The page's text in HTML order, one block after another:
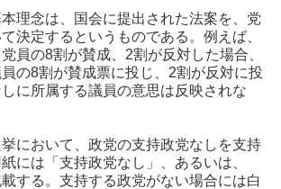
理念は、国会に提出された法案を、党
決定するというものである。例えば、
員の8割が賛成、2割が反対した場合、
の8割が賛成票に投じ、2割が反対に投
に所属する議員の意思は反映されな
において、政党の支持政党なしを支持
には「支持政党なし」、あるいは、
載する。支持する政党がない場合には白